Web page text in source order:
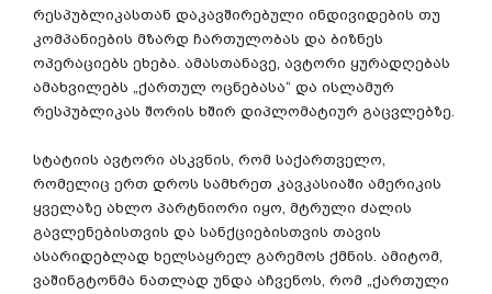
რესპუბლიკასთან დაკავშირებული ინდივიდების თუ
კომპანიების მზარდ ჩართულობას და ბიზნეს
ოპერაციებს ეხება. ამასთანავე, ავტორი ყურადღებას
ამახვილებს „ქართულ ოცნებასა“ და ისლამურ
რესპუბლიკას შორის ხშირ დიპლომატიურ გაცვლებზე.
სტატიის ავტორი ასკვნის, რომ საქართველო,
რომელიც ერთ დროს სამხრეთ კავკასიაში ამერიკის
ყველაზე ახლო პარტნიორი იყო, მტრული ძალის
გავლენებისთვის და სანქციებისთვის თავის
ასარიდებლად ხელსაყრელ გარემოს ქმნის. ამიტომ,
ვაშინგტონმა ნათლად უნდა აჩვენოს, რომ „ქართული